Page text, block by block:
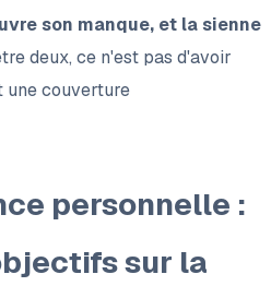
son manque, et la sienne
deux, ce n'est pas d'avoir
une couverture
personnelle :
sur la